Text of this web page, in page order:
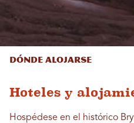
Dónde alojarse
Hoteles y
Hospédese en el histórico